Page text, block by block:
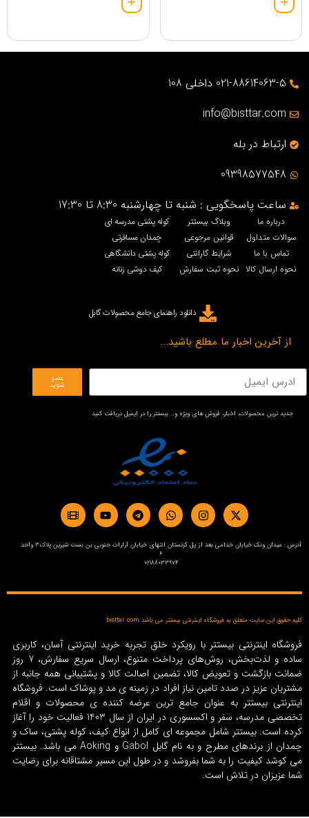
021-88614063-5 داخلی 108
info@bisttar.com
ارتباط در بله
09398577548
ساعت پاسخگویی : شنبه تا چهارشنبه 8:30 تا 17:30
درباره ما
سوالات متداول
تماس با ما
نحوه ارسال کالا
وبلاگ بیستتر
قوانین مرجوعی
شرایط گارانتی
نحوه ثبت سفارش
کوله پشتی مدرسه ای
چمدان مسافرتی
کوله پشتی دانشگاهی
کیف دوشی زنانه
دانلود راهنمای جامع محصولات گابل
از آخرین اخبار ما مطلع باشید...
عضو
شوید
جدید ترین محصولات، اخبار، فروش های ویژه و… بیستتر را در ایمیل دریافت کنید
آدرس : میدان ونک خیابان خدامی بعد از پل کردستان انتهای خیابان آرارات جنوبی بن بست شیرین پلاک3 واحد
6
02188033974
کلیه حقوق این سایت متعلق به فروشگاه اینترنتی بیستتر می باشد bisttar.com
فروشگاه اینترنتی بیستتر با رویکرد خلق تجربه خرید اینترنتی آسان، کاربری
ساده و لذت‌بخش، روش‌های پرداخت متنوع، ارسال سریع سفارش، 7 روز
ضمانت بازگشت و تعویض کالا، تضمین اصالت کالا و پشتیبانی همه جانبه از
مشتریان عزیز در صدد تامین نیاز افراد در زمینه‌ ی مد و پوشاک است. فروشگاه
اینترنتی بیستتر به عنوان جامع ترین عرضه کننده ی محصولات و اقلام
تخصصی مدرسه، سفر و اکسسوری در ایران از سال 1403 فعالیت خود را آغاز
کرده است. بیستتر شامل مجموعه ای کامل از انواع کیف، کوله پشتی، ساک و
چمدان از برندهای مطرح و به نام گابل Gabol و Aoking می باشد. بیستتر
می کوشد کیفیت را به شما بفروشد و در طول این مسیر مشتاقانه برای رضایت
شما عزیزان در تلاش است.